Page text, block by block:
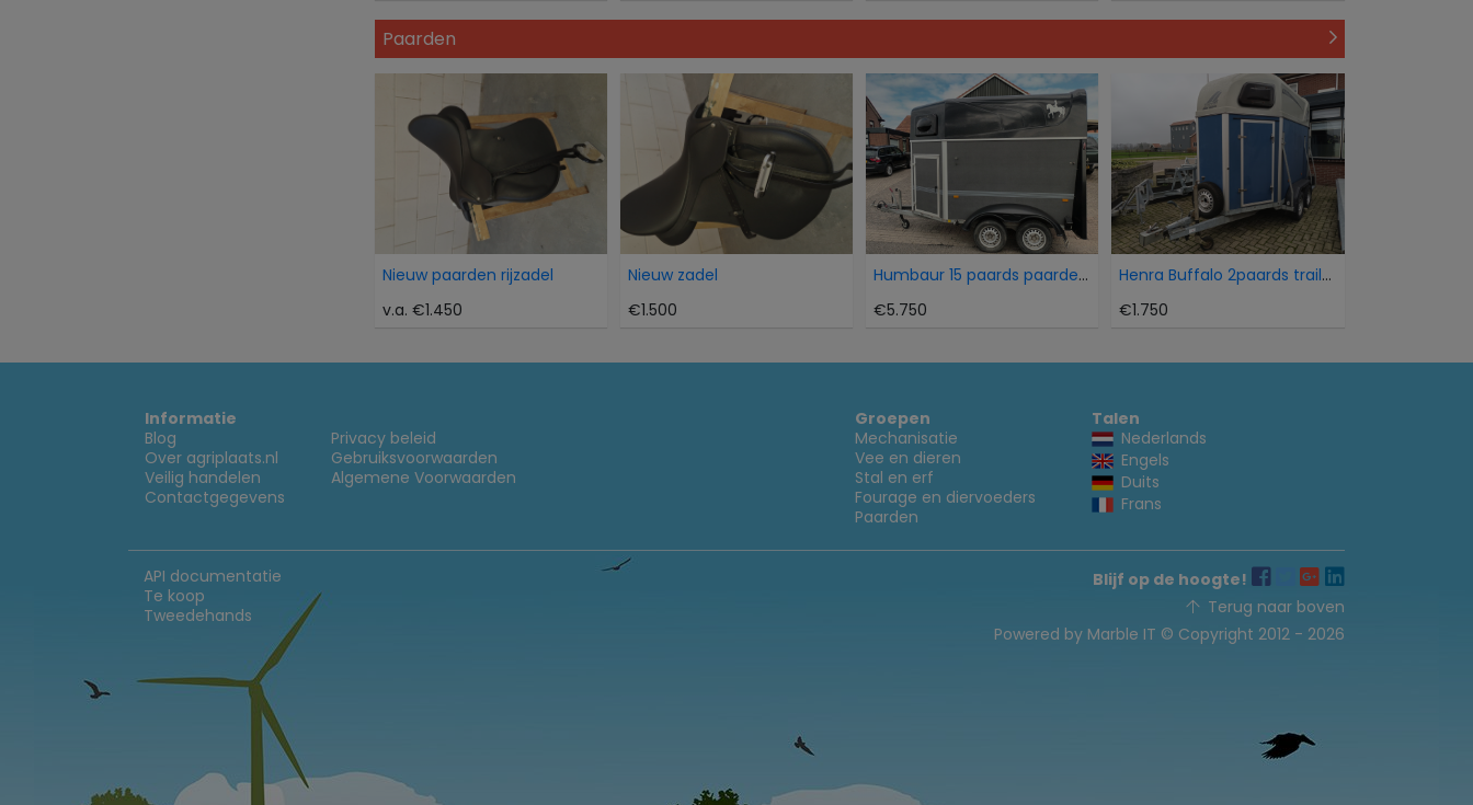
Paarden
Nieuw paarden rijzadel
v.a. €1.450
Nieuw zadel
€1.500
Humbaur 15 paards paardentrailer
€5.750
Henra Buffalo 2paards trailer
€1.750
Informatie
Blog
Over agriplaats.nl
Veilig handelen
Contactgegevens
Privacy beleid
Gebruiksvoorwaarden
Algemene Voorwaarden
Groepen
Mechanisatie
Vee en dieren
Stal en erf
Fourage en diervoeders
Paarden
Talen
Nederlands
Engels
Duits
Frans
API documentatie
Te koop
Tweedehands
Blijf op de hoogte!
Terug naar boven
Powered by Marble IT © Copyright 2012 - 2026